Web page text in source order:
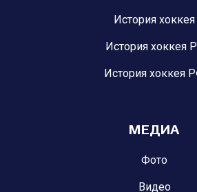
История хоккея
История хоккея
История хоккея
МЕДИА
Фото
Видео